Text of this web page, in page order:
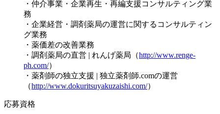
・仲介事業・企業再生・再編支援コンサルティング業
務
・企業経営・調剤薬局の運営に関するコンサルティン
グ業務
・薬価差の改善業務
・調剤薬局の直営 | れんげ薬局（http://www.renge-
ph.com/）
・薬剤師の独立支援 | 独立薬剤師.comの運営
（http://www.dokuritsuyakuzaishi.com/）
応募資格